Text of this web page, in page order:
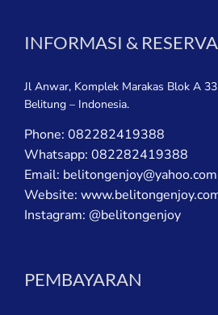
INFORMASI &
Jl Anwar, Komplek Marakas Blok A
Belitung – Indonesia.
Phone: 082282419388
Whatsapp: 082282419388
Email: belitongenjoy@yahoo.com
Website:
Instagram: @belitongenjoy
PEMBAYARAN